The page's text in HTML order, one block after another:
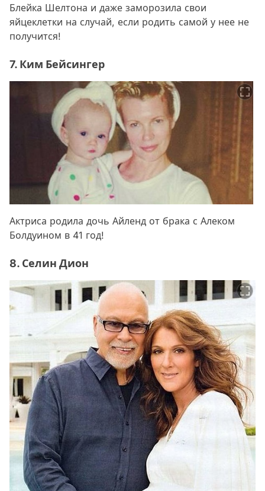
Блейка Шелтона и даже заморозила свои
яйцеклетки на случай, если родить самой у нее не
получится!
7. Ким Бейсингер
Актриса родила дочь Айленд от брака с Алеком
Болдуином в 41 год!
8. Селин Дион